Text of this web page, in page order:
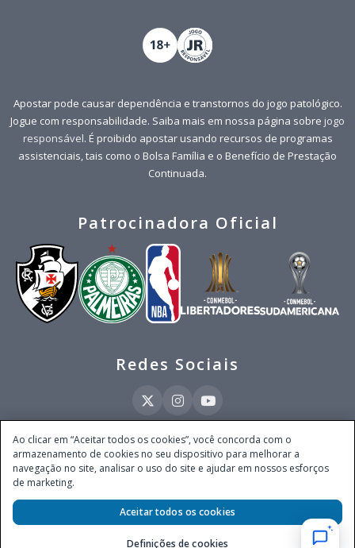
Apostar pode causar dependência e transtornos do jogo patológico.
Jogue com responsabilidade. Saiba mais em nossa página sobre jogo
responsável. É proibido apostar usando recursos de programas
assistenciais, tais como o Bolsa Família e o Benefício de Prestação
Continuada.
Patrocinadora Oficial
Redes Sociais
Este site é operado pela Ventmear Brasil LTDA (CNPJ 52.868.380/0001-84), com
endereço na Avenida Brigadeiro Faria Lima, nº 4.055, 3º andar, Itaim Bibi, no
Município de São Paulo, Estado de São Paulo, CEP 04538-133, Brasil - empresa
autorizada a operar apostas de quota fixa em todo território nacional pela
Secretaria de Prêmios e Apostas do Ministério da Fazenda, conforme Portaria nº
247, de 07.02.2025, publicada no DOU em 11.2.2025.
Ao clicar em “Aceitar todos os cookies”, você concorda com o
armazenamento de cookies no seu dispositivo para melhorar a
navegação no site, analisar o uso do site e ajudar em nossos esforços
de marketing.
Definições de cookies
Aceitar todos os cookies